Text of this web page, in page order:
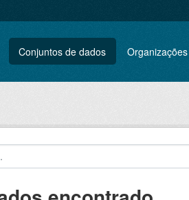
Conjuntos de dados Organizações